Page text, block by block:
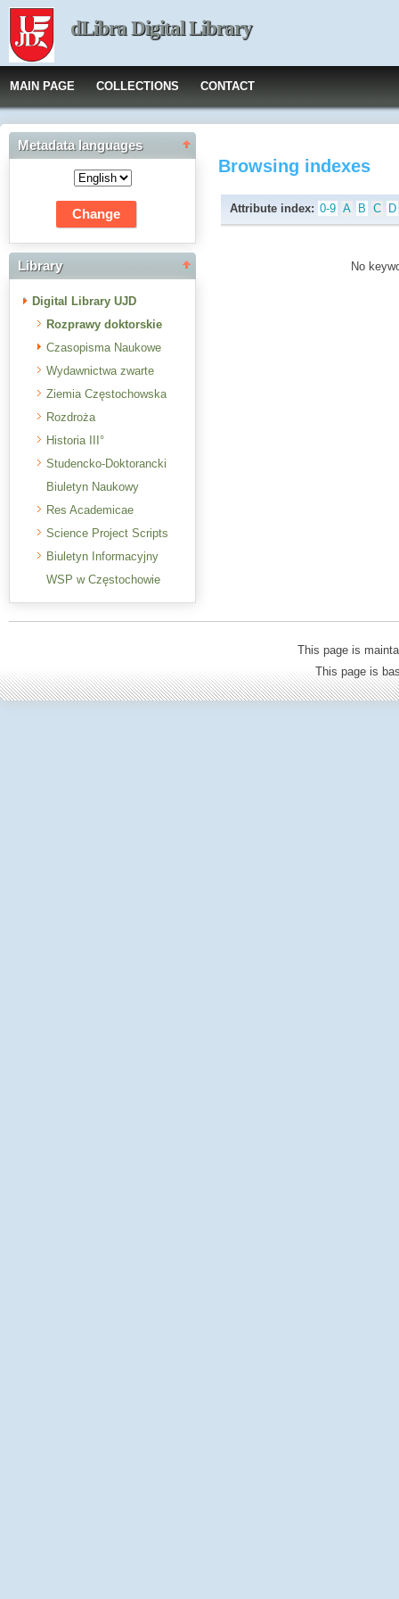
dLibra Digital Library
MAIN PAGE COLLECTIONS CONTACT
Metadata languages
Library
Digital Library UJD
Rozprawy doktorskie
Czasopisma Naukowe
Wydawnictwa zwarte
Ziemia Częstochowska
Rozdroża
Historia III°
Studencko-Doktorancki
Biuletyn Naukowy
Res Academicae
Science Project Scripts
Biuletyn Informacyjny
WSP w Częstochowie
Browsing indexes
Attribute index: 0-9 A B C D
No
This page is
This page is